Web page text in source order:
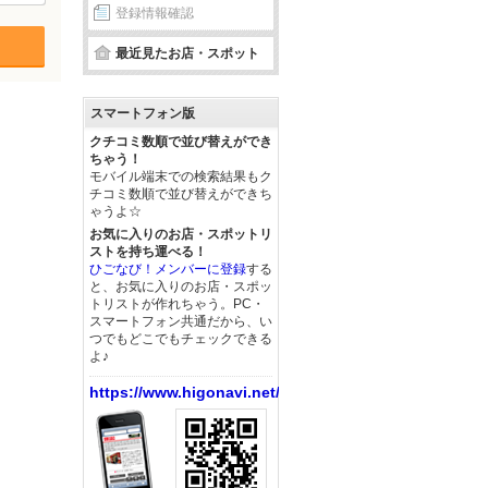
登録情報確認
最近見たお店・スポット
スマートフォン版
クチコミ数順で並び替えができ
ちゃう！
モバイル端末での検索結果もク
チコミ数順で並び替えができち
ゃうよ☆
お気に入りのお店・スポットリ
ストを持ち運べる！
ひごなび！メンバーに登録する
と、お気に入りのお店・スポッ
トリストが作れちゃう。PC・
スマートフォン共通だから、い
つでもどこでもチェックできる
よ♪
https://www.higonavi.net/